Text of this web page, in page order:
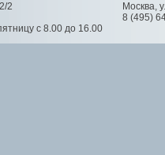
2
с 8.00 до 16.00
Москва,
8 (495)